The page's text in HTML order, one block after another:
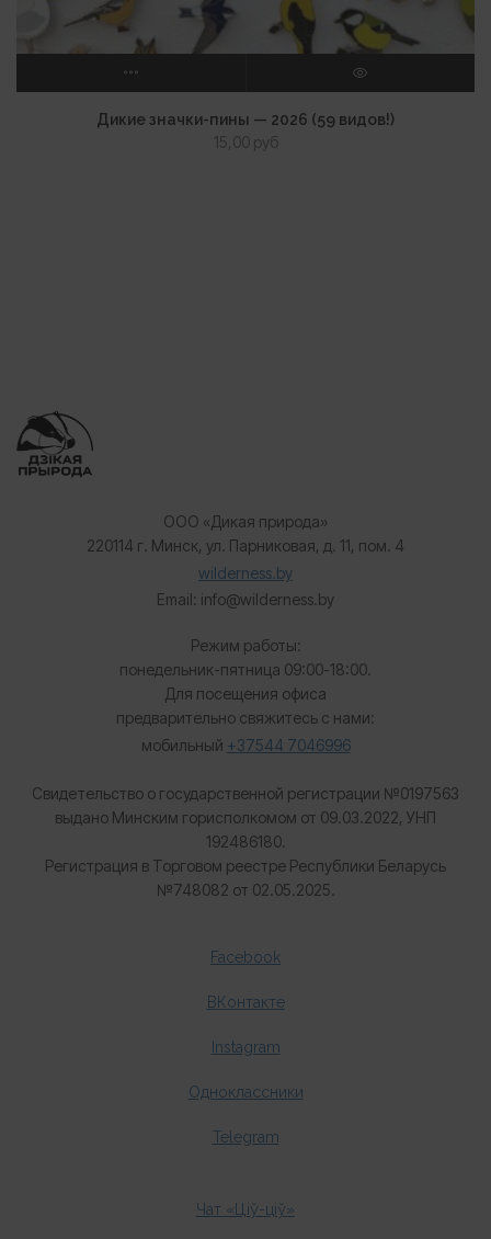
ВЫБЕРИТЕ ПАРАМЕТРЫ ПРОСМОТР
Дикие значки-пины — 2026 (59 видов!)
15,00 руб
ООО «Дикая природа»
220114 г. Минск, ул. Парниковая, д. 11, пом. 4
wilderness.by
Email: info@wilderness.by
Режим работы:
понедельник-пятница 09:00-18:00.
Для посещения офиса
предварительно свяжитесь с нами:
мобильный +37544 7046996
Свидетельство о государственной регистрации №0197563
выдано Минским горисполкомом от 09.03.2022, УНП
192486180.
Регистрация в Торговом реестре Республики Беларусь
№748082 от 02.05.2025.
Facebook
ВКонтакте
Instagram
Одноклассники
Telegram
Чат «Ціў-ціў»